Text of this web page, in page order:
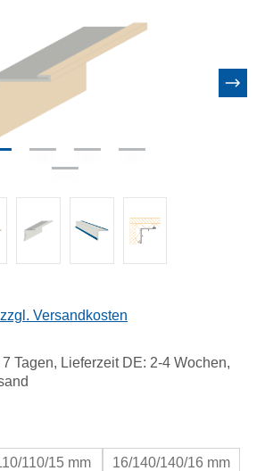
Versandkosten
Tagen, Lieferzeit DE: 2-4 Wochen,
110/15 mm 16/140/140/16 mm